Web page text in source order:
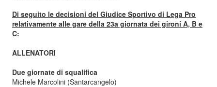
Di seguito le decisioni del Giudice Sportivo di Lega Pro
relativamente alle gare della 23a giornata dei gironi A, B e
C:
ALLENATORI
Due giornate di squalifica
Michele Marcolini (Santarcangelo)